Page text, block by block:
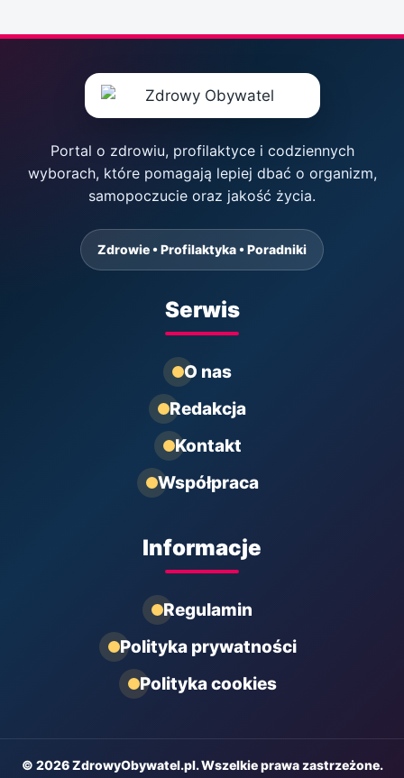
Portal o zdrowiu, profilaktyce i codziennych
wyborach, które pomagają lepiej dbać o organizm,
samopoczucie oraz jakość życia.
Zdrowie • Profilaktyka • Poradniki
Serwis
O nas
Redakcja
Kontakt
Współpraca
Informacje
Regulamin
Polityka prywatności
Polityka cookies
© 2026 ZdrowyObywatel.pl. Wszelkie prawa zastrzeżone.